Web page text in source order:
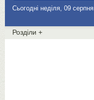
Сьогодні неділя, 09 серпня
Розділи +